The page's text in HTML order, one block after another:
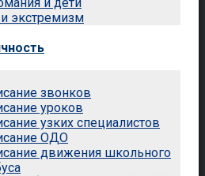
экстремизм
звонков
уроков
узких специалистов
ОДО
движения школьного